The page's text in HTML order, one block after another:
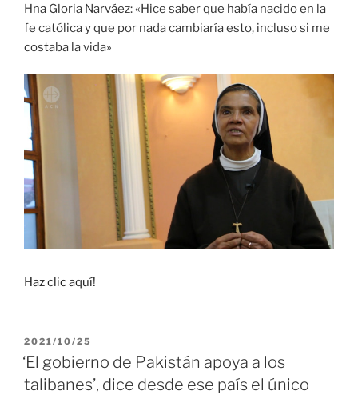
Hna Gloria Narváez: «Hice saber que había nacido en la
fe católica y que por nada cambiaría esto, incluso si me
costaba la vida»
Haz clic aquí!
PUBLICADO
EL
2021/10/25
‘El gobierno de Pakistán apoya a los
talibanes’, dice desde ese país el único